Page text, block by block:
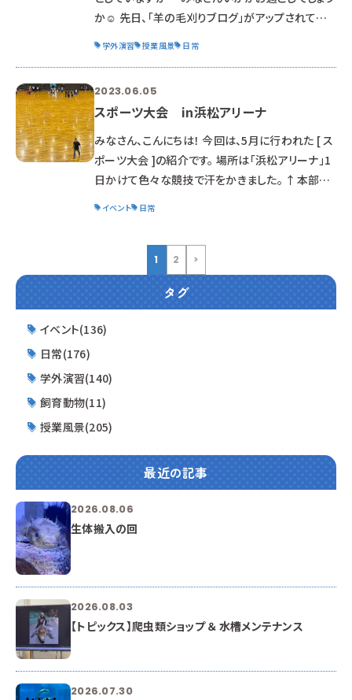
か☺ 先日、「羊の毛刈りブログ」がアップされてい
頂きましたので、 徐々にアップしていきたいと思い
ます。 この科の学生は何気にブログをチェックして
いる子たちが多いのです(*ﾉωﾉ) 今回は 「浜松市動
物愛護教育センター」さんと 「浜松市動物園」
学外演習 授業風景 日常
2023.06.05
スポーツ大会 in浜松アリーナ
みなさん、こんにちは！ 今回は、5月に行われた [ ス
ポーツ大会 ]の紹介です。 場所は「浜松アリーナ」1
日かけて色々な競技で汗をかきました。 ↑本部席
の学生も参加しての開催は4年ぶりです。 ドッヂと
バレーの間は 『障害物リレー』をやりました。 球技
とは違う方向でのレースもあります。 ・輪投げ ・
イベント 日常
1 2 >
タグ
イベント(136)
日常(176)
学外演習(140)
飼育動物(11)
授業風景(205)
最近の記事
2026.08.06
生体搬入の回
2026.08.03
【トピックス】爬虫類ショップ ＆ 水槽メンテナンス
2026.07.30